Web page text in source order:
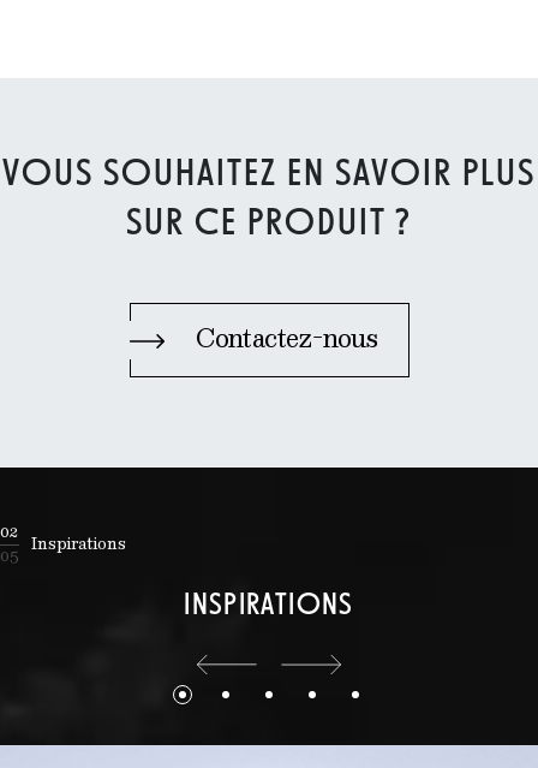
VOUS SOUHAITEZ EN SAVOIR PLUS
SUR CE PRODUIT ?
Contactez-nous
02
05
Inspirations
INSPIRATIONS